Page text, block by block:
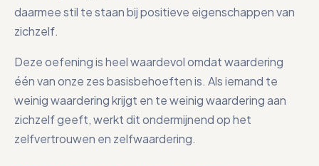
daarmee stil te staan bij positieve eigenschappen van
zichzelf.
Deze oefening is heel waardevol omdat waardering
één van onze zes basisbehoeften is. Als iemand te
weinig waardering krijgt en te weinig waardering aan
zichzelf geeft, werkt dit ondermijnend op het
zelfvertrouwen en zelfwaardering.